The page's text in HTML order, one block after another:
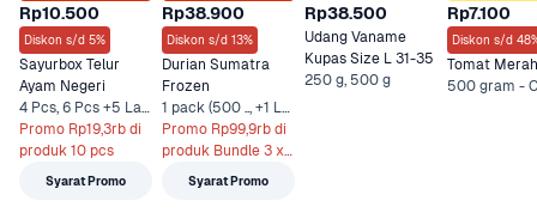
Rp10.500
Diskon s/d 5%
Sayurbox Telur
Ayam Negeri
4 Pcs, 6 Pcs +5 Lainnya
Promo Rp19,3rb di
produk 10 pcs
Syarat Promo
Rp38.900
Diskon s/d 13%
Durian Sumatra
Frozen
1 pack (500 .., +1 Lainnya
Promo Rp99,9rb di
produk Bundle 3 x
500 grSyarat Promo
Rp38.500
Udang Vaname
Kupas Size L 31-35
250 g, 500 g
Rp7.100
Diskon s/d
Tomat Merah